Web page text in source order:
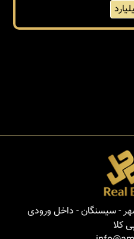
روستاي ونوش
کد: 38289